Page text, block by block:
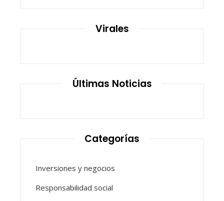
Virales
Últimas Noticias
Categorías
Inversiones y negocios
Responsabilidad social